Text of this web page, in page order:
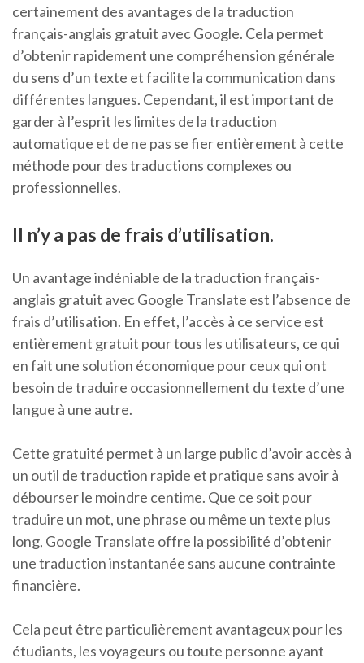
certainement des avantages de la traduction
français-anglais gratuit avec Google. Cela permet
d’obtenir rapidement une compréhension générale
du sens d’un texte et facilite la communication dans
différentes langues. Cependant, il est important de
garder à l’esprit les limites de la traduction
automatique et de ne pas se fier entièrement à cette
méthode pour des traductions complexes ou
professionnelles.
Il n’y a pas de frais d’utilisation.
Un avantage indéniable de la traduction français-
anglais gratuit avec Google Translate est l’absence de
frais d’utilisation. En effet, l’accès à ce service est
entièrement gratuit pour tous les utilisateurs, ce qui
en fait une solution économique pour ceux qui ont
besoin de traduire occasionnellement du texte d’une
langue à une autre.
Cette gratuité permet à un large public d’avoir accès à
un outil de traduction rapide et pratique sans avoir à
débourser le moindre centime. Que ce soit pour
traduire un mot, une phrase ou même un texte plus
long, Google Translate offre la possibilité d’obtenir
une traduction instantanée sans aucune contrainte
financière.
Cela peut être particulièrement avantageux pour les
étudiants, les voyageurs ou toute personne ayant